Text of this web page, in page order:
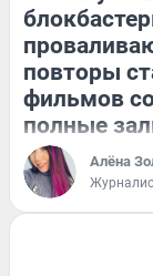
повторы
фильмов
полные
Алёна